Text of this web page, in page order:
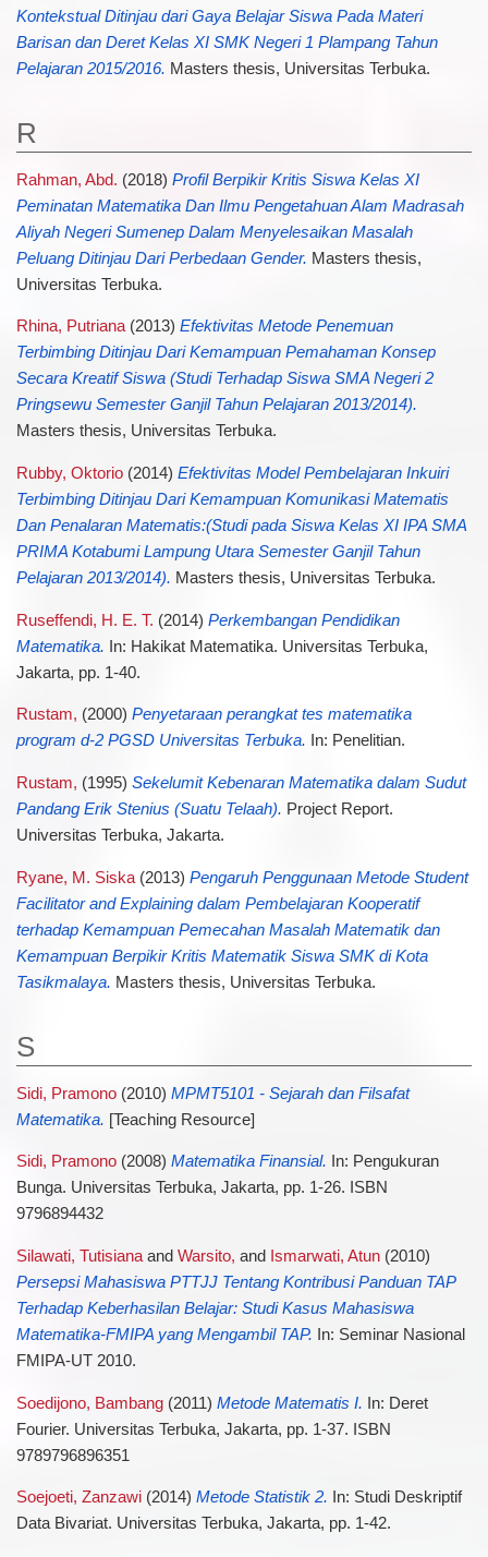
Kontekstual Ditinjau dari Gaya Belajar Siswa Pada Materi
Barisan dan Deret Kelas XI SMK Negeri 1 Plampang Tahun
Pelajaran 2015/2016. Masters thesis, Universitas Terbuka.
R
Rahman, Abd. (2018) Profil Berpikir Kritis Siswa Kelas XI
Peminatan Matematika Dan Ilmu Pengetahuan Alam Madrasah
Aliyah Negeri Sumenep Dalam Menyelesaikan Masalah
Peluang Ditinjau Dari Perbedaan Gender. Masters thesis,
Universitas Terbuka.
Rhina, Putriana(2013) Efektivitas Metode Penemuan
Terbimbing Ditinjau Dari Kemampuan Pemahaman Konsep
Secara Kreatif Siswa (Studi Terhadap Siswa SMA Negeri 2
Pringsewu Semester Ganjil Tahun Pelajaran 2013/2014).
Masters thesis, Universitas Terbuka.
Rubby, Oktorio(2014) Efektivitas Model Pembelajaran Inkuiri
Terbimbing Ditinjau Dari Kemampuan Komunikasi Matematis
Dan Penalaran Matematis:(Studi pada Siswa Kelas XI IPA SMA
PRIMA Kotabumi Lampung Utara Semester Ganjil Tahun
Pelajaran 2013/2014). Masters thesis, Universitas Terbuka.
Ruseffendi, H. E. T. (2014) Perkembangan Pendidikan
Matematika. In: Hakikat Matematika. Universitas Terbuka,
Jakarta, pp. 1-40.
Rustam, (2000) Penyetaraan perangkat tes matematika
program d-2 PGSD Universitas Terbuka. In: Penelitian.
Rustam, (1995) Sekelumit Kebenaran Matematika dalam Sudut
Pandang Erik Stenius (Suatu Telaah). Project Report.
Universitas Terbuka, Jakarta.
Ryane, M. Siska(2013) Pengaruh Penggunaan Metode Student
Facilitator and Explaining dalam Pembelajaran Kooperatif
terhadap Kemampuan Pemecahan Masalah Matematik dan
Kemampuan Berpikir Kritis Matematik Siswa SMK di Kota
Tasikmalaya. Masters thesis, Universitas Terbuka.
S
Sidi, Pramono(2010) MPMT5101 - Sejarah dan Filsafat
Matematika. [Teaching Resource]
Sidi, Pramono(2008) Matematika Finansial. In: Pengukuran
Bunga. Universitas Terbuka, Jakarta, pp. 1-26. ISBN
9796894432
Silawati, Tutisianaand Warsito, and Ismarwati, Atun(2010)
Persepsi Mahasiswa PTTJJ Tentang Kontribusi Panduan TAP
Terhadap Keberhasilan Belajar: Studi Kasus Mahasiswa
Matematika-FMIPA yang Mengambil TAP. In: Seminar Nasional
FMIPA-UT 2010.
Soedijono, Bambang(2011) Metode Matematis I. In: Deret
Fourier. Universitas Terbuka, Jakarta, pp. 1-37. ISBN
9789796896351
Soejoeti, Zanzawi(2014) Metode Statistik 2. In: Studi Deskriptif
Data Bivariat. Universitas Terbuka, Jakarta, pp. 1-42.